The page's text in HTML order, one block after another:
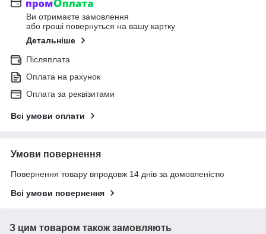
Ви отримаєте замовлення
або гроші повернуться на вашу картку
Детальніше
Післяплата
Оплата на рахунок
Оплата за реквізитами
Всі умови оплати
Умови повернення
Повернення товару впродовж 14 днів за домовленістю
Всі умови повернення
З цим товаром також замовляють